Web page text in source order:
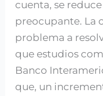
cuenta, se
preocupante. La
problema a
que estudios
Banco
que, un